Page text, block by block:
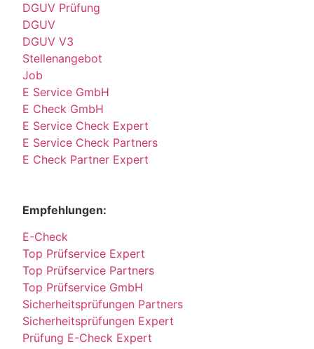
DGUV Prüfung
DGUV
DGUV V3
Stellenangebot
Job
E Service GmbH
E Check GmbH
E Service Check Expert
E Service Check Partners
E Check Partner Expert
Empfehlungen:
E-Check
Top Prüfservice Expert
Top Prüfservice Partners
Top Prüfservice GmbH
Sicherheitsprüfungen Partners
Sicherheitsprüfungen Expert
Prüfung E-Check Expert